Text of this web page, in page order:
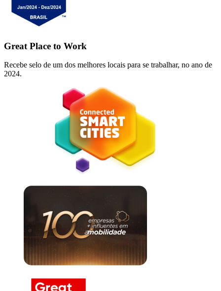
Great Place to Work
Recebe selo de um dos melhores locais para se trabalhar, no ano de
2024.